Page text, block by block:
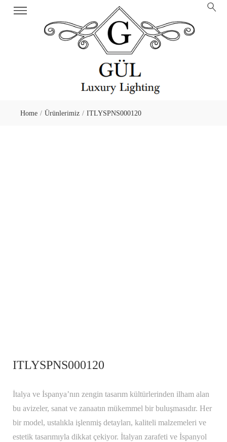
Home / Ürünlerimiz / ITLYSPNS000120
ITLYSPNS000120
İtalya ve İspanya’nın zengin tasarım kültürlerinden ilham alan
bu avizeler, sanat ve zanaatın mükemmel bir buluşmasıdır. Her
bir model, ustalıkla işlenmiş detayları, kaliteli malzemeleri ve
estetik tasarımıyla dikkat çekiyor. İtalyan zarafeti ve İspanyol